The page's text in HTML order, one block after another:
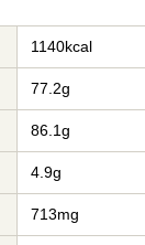
1140kcal
77.2g
86.1g
4.9g
713mg